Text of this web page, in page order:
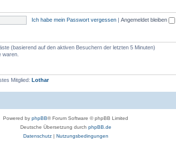
Ich habe mein Passwort vergessen | Angemeldet bleiben
(basierend auf den aktiven Besuchern der letzten 5 Minuten)
waren.
Mitglied: Lothar
Powered by phpBB® Forum Software © phpBB Limited
Deutsche Übersetzung durch phpBB.de
Datenschutz| Nutzungsbedingungen